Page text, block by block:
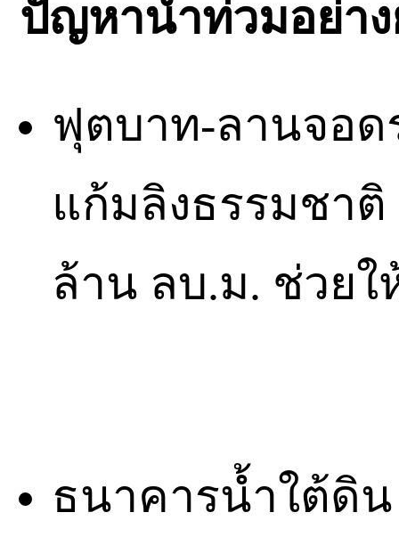
ปัญหาน้ำท่วมอย่าง
ฟุตบาท-ลานจอด
แก้มลิงธรรมชา
ล้าน ลบ.ม. ช่วยใ
ธนาคารน้ำใต้ดิ